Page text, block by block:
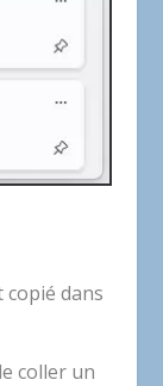
dans
coller un